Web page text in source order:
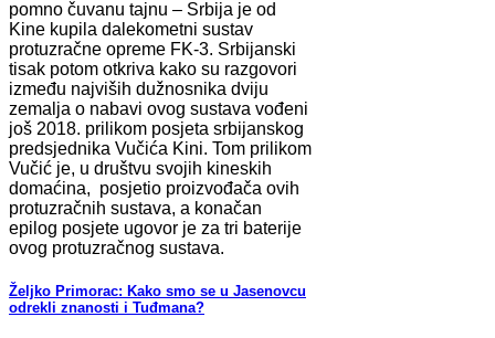
pomno čuvanu tajnu – Srbija je od
Kine kupila dalekometni sustav
protuzračne opreme FK-3. Srbijanski
tisak potom otkriva kako su razgovori
između najviših dužnosnika dviju
zemalja o nabavi ovog sustava vođeni
još 2018. prilikom posjeta srbijanskog
predsjednika Vučića Kini. Tom prilikom
Vučić je, u društvu svojih kineskih
domaćina, posjetio proizvođača ovih
protuzračnih sustava, a konačan
epilog posjete ugovor je za tri baterije
ovog protuzračnog sustava.
Željko Primorac: Kako smo se u Jasenovcu
odrekli znanosti i Tuđmana?